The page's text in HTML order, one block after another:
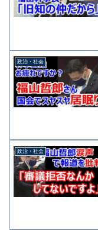
政治・社会
政治・社会